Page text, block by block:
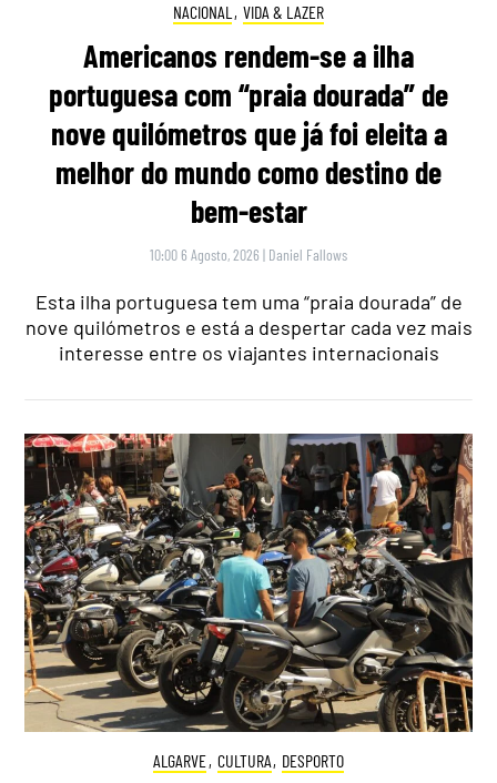
NACIONAL , VIDA & LAZER
Americanos rendem-se a ilha
portuguesa com “praia dourada” de
nove quilómetros que já foi eleita a
melhor do mundo como destino de
bem-estar
10:00 6 Agosto, 2026 | Daniel Fallows
Esta ilha portuguesa tem uma “praia dourada” de
nove quilómetros e está a despertar cada vez mais
interesse entre os viajantes internacionais
ALGARVE, CULTURA, DESPORTO